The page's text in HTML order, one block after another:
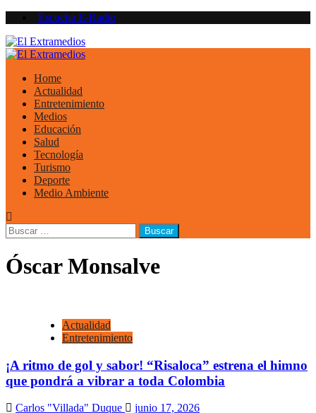
contenido
Escucha E-Radio
Primary
Home
Actualidad
Entretenimiento
Medios
Educación
Salud
Tecnología
Turismo
Deporte
Medio Ambiente
Buscar:
Óscar Monsalve
Actualidad
Entretenimiento
¡A ritmo de gol y sabor! “Risaloca” estrena el himno
que pondrá a vibrar a toda Colombia
Carlos "Villada" Duque
junio 17, 2026